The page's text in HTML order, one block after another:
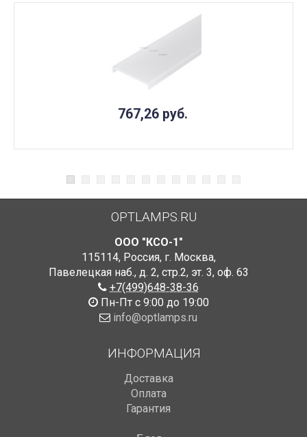
767,26 руб.
OPTLAMPS.RU
ООО "КСО-1"
115114, Россия, г. Москва,
Павелецкая наб., д. 2, стр.2, эт. 3, оф. 63
+7(499)648-38-36
Пн-Пт с 9:00 до 19:00
info@optlamps.ru
ИНФОРМАЦИЯ
Доставка
Оплата
Гарантия